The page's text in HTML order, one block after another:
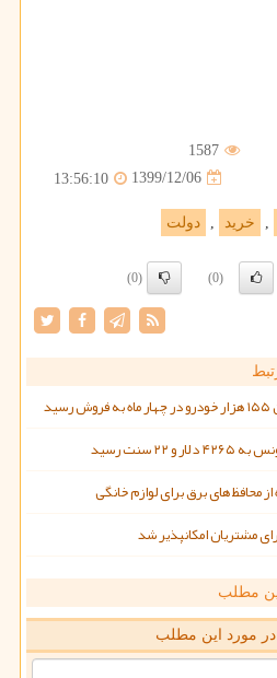
1587
1399/12/06
13:56:10
, خرید , دولت
(0)
(0)
محافظ های برق برای لوازم خانگی
مشتریان امکانپذیر شد
مطلب
مورد این مطلب